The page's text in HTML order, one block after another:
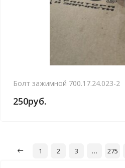
Болт зажимной 700.17.24.023-2
250руб.
1 2 3 … 275